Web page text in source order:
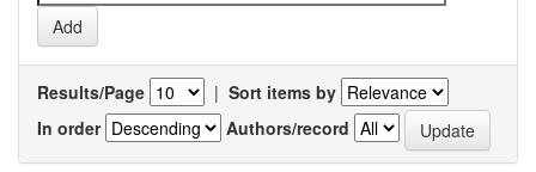
Results/Page | Sort items by
In order
Authors/record